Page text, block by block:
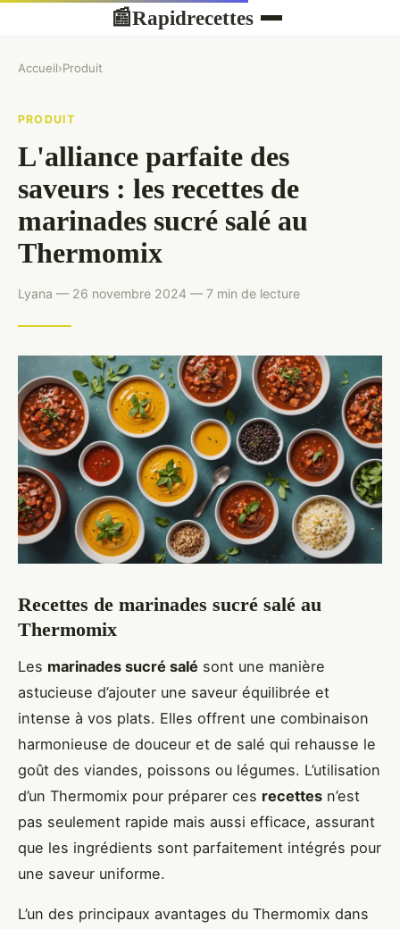
📰Rapidrecettes
Accueil›Produit
PRODUIT
L'alliance parfaite des
saveurs : les recettes de
marinades sucré salé au
Thermomix
Lyana — 26 novembre 2024 — 7 min de lecture
Recettes de marinades sucré salé au
Thermomix
Les marinades sucré salé sont une manière
astucieuse d’ajouter une saveur équilibrée et
intense à vos plats. Elles offrent une combinaison
harmonieuse de douceur et de salé qui rehausse le
goût des viandes, poissons ou légumes. L’utilisation
d’un Thermomix pour préparer ces recettes n’est
pas seulement rapide mais aussi efficace, assurant
que les ingrédients sont parfaitement intégrés pour
une saveur uniforme.
L’un des principaux avantages du Thermomix dans